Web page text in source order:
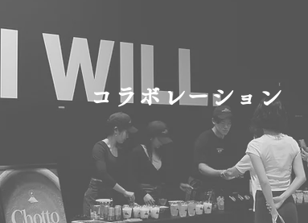
コラボレーション